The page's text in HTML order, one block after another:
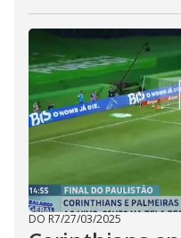
DO R7/27/03/2025